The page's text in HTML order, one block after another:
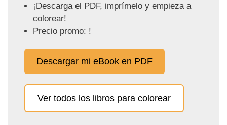
¡Descarga el PDF, imprímelo y empieza a
colorear!
Precio promo: !
Descargar mi eBook en PDF
Ver todos los libros para colorear